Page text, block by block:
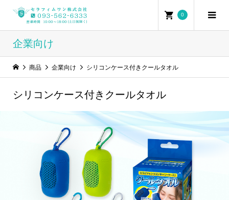
0
企業向け
商品 企業向け シリコンケース付きクールタオル
シリコンケース付きクールタオル